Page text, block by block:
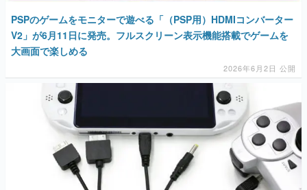
その他
電ファミニコゲーマーとは？
PSPのゲームをモニターで遊べる「（PSP用）HDMIコンバーター
V2」が6月11日に発売。フルスクリーン表示機能搭載でゲームを
大画面で楽しめる
2026年6月2日 公開